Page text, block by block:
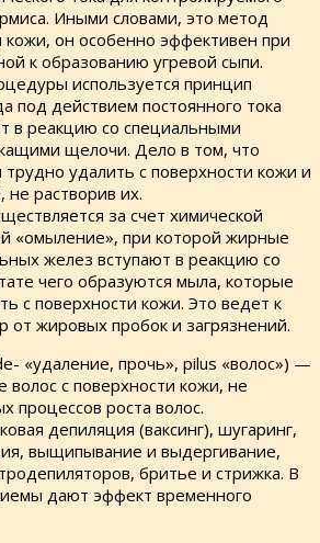
Иными словами, это метод
кожи, он особенно эффективен при
к образованию угревой сыпи.
используется принцип
под действием постоянного тока
в реакцию со специальными
щелочи. Дело в том, что
удалить с поверхности кожи и
не растворив их.
за счет химической
«омыление», при которой жирные
желез вступают в реакцию со
чего образуются мыла, которые
с поверхности кожи. Это ведет к
от жировых пробок и загрязнений.
«удаление, прочь», pilus «волос») —
с поверхности кожи, не
процессов роста волос.
депиляция (ваксинг), шугаринг,
выщипывание и выдергивание,
бритье и стрижка. В
дают эффект временного